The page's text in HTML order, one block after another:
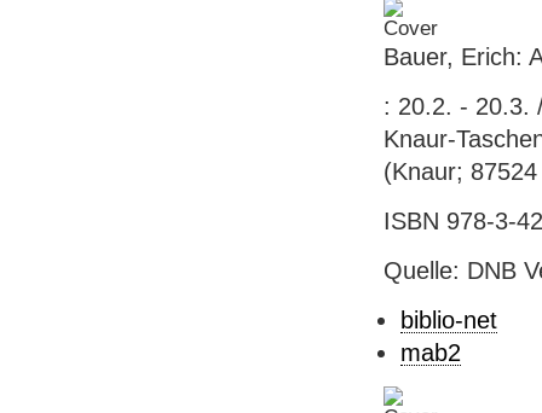
Bauer, Erich:
: 20.2. - 20.3.
Knaur-
(Knaur;
ISBN 978-3-
Quelle: DNB
biblio-net
mab2